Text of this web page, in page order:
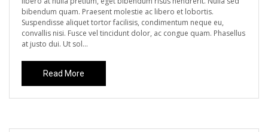
bibendum quam. Praesent molestie ac libero et lobortis.
Suspendisse aliquet tortor facilisis, condimentum neque eu,
convallis nisi. Fusce vel tincidunt dolor, ac congue quam. Phasellus
at justo dui. Ut sol...
Read More